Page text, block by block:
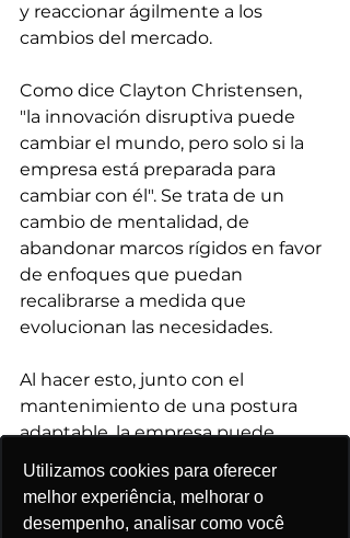
Utilizamos cookies para oferecer
melhor experiência, melhorar o
desempenho, analisar como você
Utilizamos cookies para oferecer
melhor experiência, melhorar o
desempenho, analisar como você
Utilizamos cookies para oferecer
melhor experiência, melhorar o
desempenho, analisar como você
Utilizamos cookies para oferecer
melhor experiência, melhorar o
desempenho, analisar como você
Utilizamos cookies para oferecer
melhor experiência, melhorar o
desempenho, analisar como você
y reaccionar ágilmente a los
cambios del mercado.
Como dice Clayton Christensen,
"la innovación disruptiva puede
cambiar el mundo, pero solo si la
empresa está preparada para
cambiar con él". Se trata de un
cambio de mentalidad, de
abandonar marcos rígidos en favor
de enfoques que puedan
recalibrarse a medida que
evolucionan las necesidades.
Al hacer esto, junto con el
mantenimiento de una postura
adaptable, la empresa puede
asegurar que sus iniciativas
digitales sean no solo efectivas,
sino también sostenibles y